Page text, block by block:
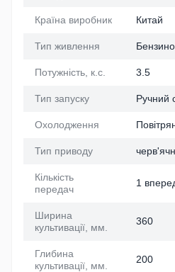
Країна виробник Китай
Тип живлення
Потужність, к.с. 3.5
Тип запуску Ручний
Охолодження
Тип приводу
Кількість
передач
1
Ширина
культивації, мм.
360
Глибина
культивації, мм.
200